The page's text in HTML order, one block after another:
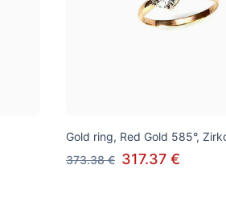
Gold ring, Red Gold 585°,
373.38 € 317.37 €